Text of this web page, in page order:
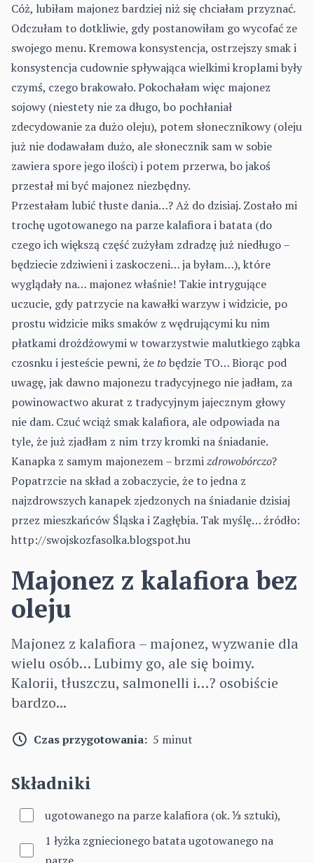
Cóż, lubiłam majonez bardziej niż się chciałam przyznać.
Odczułam to dotkliwie, gdy postanowiłam go wycofać ze
swojego menu. Kremowa konsystencja, ostrzejszy smak i
konsystencja cudownie spływająca wielkimi kroplami były
czymś, czego brakowało. Pokochałam więc majonez
sojowy (niestety nie za długo, bo pochłaniał
zdecydowanie za dużo oleju), potem słonecznikowy (oleju
już nie dodawałam dużo, ale słonecznik sam w sobie
zawiera spore jego ilości) i potem przerwa, bo jakoś
przestał mi być majonez niezbędny.
Przestałam lubić tłuste dania…? Aż do dzisiaj. Zostało mi
trochę ugotowanego na parze kalafiora i batata (do
czego ich większą część zużyłam zdradzę już niedługo –
będziecie zdziwieni i zaskoczeni… ja byłam…), które
wyglądały na… majonez właśnie! Takie intrygujące
uczucie, gdy patrzycie na kawałki warzyw i widzicie, po
prostu widzicie miks smaków z wędrującymi ku nim
płatkami drożdżowymi w towarzystwie malutkiego ząbka
czosnku i jesteście pewni, że tobędzie TO… Biorąc pod
uwagę, jak dawno majonezu tradycyjnego nie jadłam, za
powinowactwo akurat z tradycyjnym jajecznym głowy
nie dam. Czuć wciąż smak kalafiora, ale odpowiada na
tyle, że już zjadłam z nim trzy kromki na śniadanie.
Kanapka z samym majonezem – brzmizdrowobórczo?
Popatrzcie na skład a zobaczycie, że to jedna z
najzdrowszych kanapek zjedzonych na śniadanie dzisiaj
przez mieszkańców Śląska i Zagłębia. Tak myślę… źródło:
http://swojskozfasolka.blogspot.hu
Majonez z kalafiora bez
oleju
Majonez z kalafiora – majonez, wyzwanie dla
wielu osób… Lubimy go, ale się boimy.
Kalorii, tłuszczu, salmonelli i…? osobiście
bardzo...
Czas przygotowania: 5 minut
Składniki
ugotowanego na parze kalafiora (ok. ⅓ sztuki),
1 łyżka zgniecionego batata ugotowanego na